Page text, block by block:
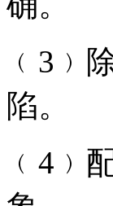
﹙3﹚
陷。
﹙4﹚